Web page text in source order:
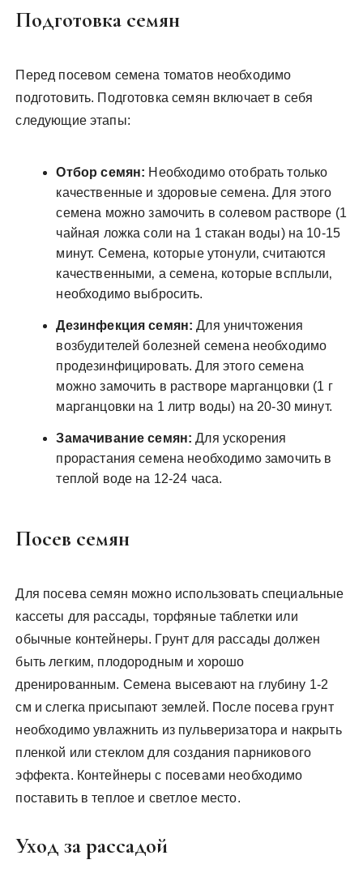
Подготовка семян
Перед посевом семена томатов необходимо
подготовить. Подготовка семян включает в себя
следующие этапы:
Отбор семян: Необходимо отобрать только
качественные и здоровые семена. Для этого
семена можно замочить в солевом растворе (1
чайная ложка соли на 1 стакан воды) на 10-15
минут. Семена‚ которые утонули‚ считаются
качественными‚ а семена‚ которые всплыли‚
необходимо выбросить.
Дезинфекция семян: Для уничтожения
возбудителей болезней семена необходимо
продезинфицировать. Для этого семена
можно замочить в растворе марганцовки (1 г
марганцовки на 1 литр воды) на 20-30 минут.
Замачивание семян: Для ускорения
прорастания семена необходимо замочить в
теплой воде на 12-24 часа.
Посев семян
Для посева семян можно использовать специальные
кассеты для рассады‚ торфяные таблетки или
обычные контейнеры. Грунт для рассады должен
быть легким‚ плодородным и хорошо
дренированным. Семена высевают на глубину 1-2
см и слегка присыпают землей. После посева грунт
необходимо увлажнить из пульверизатора и накрыть
пленкой или стеклом для создания парникового
эффекта. Контейнеры с посевами необходимо
поставить в теплое и светлое место.
Уход за рассадой